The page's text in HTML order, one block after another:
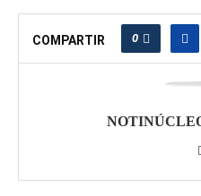
COMPARTIR 0